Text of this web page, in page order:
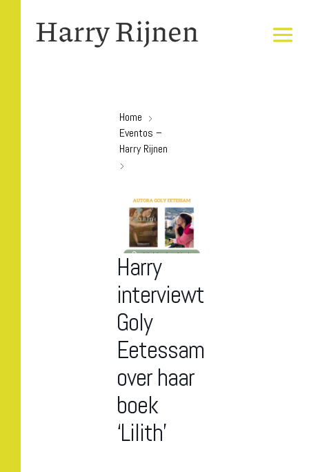
Home
Eventos –
Harry Rijnen
Harry
interviewt
Goly
Eetessam
over haar
boek
‘Lilith’